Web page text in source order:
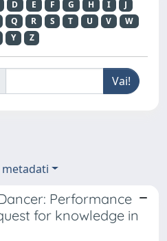
D E F G H I
J
Q R S T U V
W
Y Z
Performance
for knowledge in